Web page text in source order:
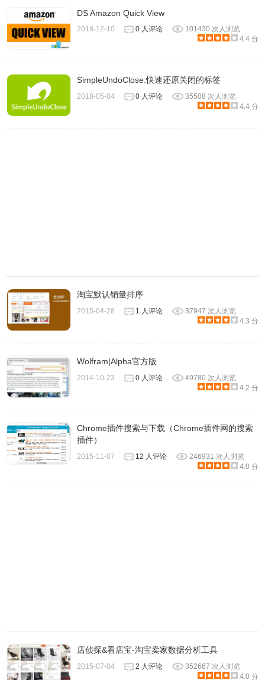
DS Amazon Quick View
2018-12-10 0 人评论
101430 次人浏览
4.4 分
SimpleUndoClose:快速还原关闭的标签
2018-05-04 0 人评论
35508 次人浏览
4.4 分
淘宝默认销量排序
2015-04-28 1 人评论
37947 次人浏览
4.3 分
Wolfram|Alpha官方版
2014-10-23 0 人评论
49780 次人浏览
4.2 分
Chrome插件搜索与下载（Chrome插件网的搜索
插件）
2015-11-07 12 人评论
246931 次人浏览
4.0 分
店侦探&看店宝-淘宝卖家数据分析工具
2015-07-04 2 人评论
352667 次人浏览
4.0 分